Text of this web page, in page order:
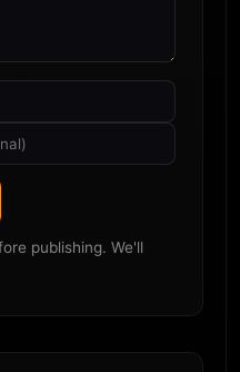
publishing. We'll